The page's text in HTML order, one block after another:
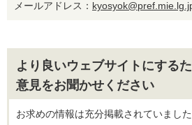
メールアドレス：
より良いウェブサイトにする
意見をお聞かせください
お求めの情報は充分掲載されていまし